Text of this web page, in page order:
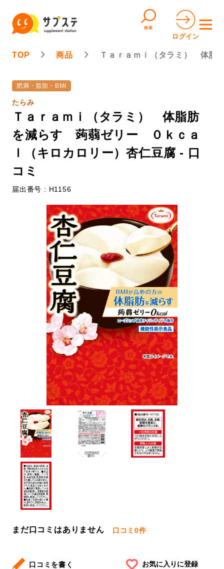
検索
ログイン
TOP 商品 Ｔａｒａｍｉ（タラミ） 体脂
肥満・脂肪・BMI
たらみ
Ｔａｒａｍｉ（タラミ） 体脂肪
を減らす 蒟蒻ゼリー ０ｋｃａ
ｌ（キロカロリー）杏仁豆腐 - 口
コミ
届出番号 : H1156
まだ口コミはありません 口コミ0件
口コミを書く お気に入りに登録